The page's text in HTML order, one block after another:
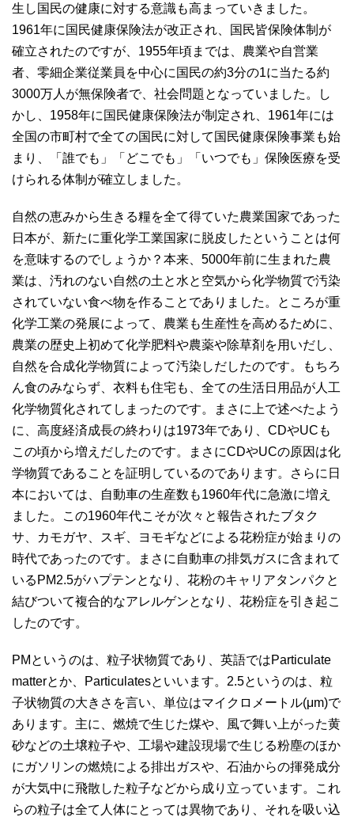
生し国民の健康に対する意識も高まっていきました。
1961年に国民健康保険法が改正され、国民皆保険体制が
確立されたのですが、1955年頃までは、農業や自営業
者、零細企業従業員を中心に国民の約3分の1に当たる約
3000万人が無保険者で、社会問題となっていました。し
かし、1958年に国民健康保険法が制定され、1961年には
全国の市町村で全ての国民に対して国民健康保険事業も始
まり、「誰でも」「どこでも」「いつでも」保険医療を受
けられる体制が確立しました。
自然の恵みから生きる糧を全て得ていた農業国家であった
日本が、新たに重化学工業国家に脱皮したということは何
を意味するのでしょうか？本来、5000年前に生まれた農
業は、汚れのない自然の土と水と空気から化学物質で汚染
されていない食べ物を作ることでありました。ところが重
化学工業の発展によって、農業も生産性を高めるために、
農業の歴史上初めて化学肥料や農薬や除草剤を用いだし、
自然を合成化学物質によって汚染しだしたのです。もちろ
ん食のみならず、衣料も住宅も、全ての生活日用品が人工
化学物質化されてしまったのです。まさに上で述べたよう
に、高度経済成長の終わりは1973年であり、CDやUCも
この頃から増えだしたのです。まさにCDやUCの原因は化
学物質であることを証明しているのであります。さらに日
本においては、自動車の生産数も1960年代に急激に増え
ました。この1960年代こそが次々と報告されたブタク
サ、カモガヤ、スギ、ヨモギなどによる花粉症が始まりの
時代であったのです。まさに自動車の排気ガスに含まれて
いるPM2.5がハプテンとなり、花粉のキャリアタンパクと
結びついて複合的なアレルゲンとなり、花粉症を引き起こ
したのです。
PMというのは、粒子状物質であり、英語ではParticulate
matterとか、Particulatesといいます。2.5というのは、粒
子状物質の大きさを言い、単位はマイクロメートル(μm)で
あります。主に、燃焼で生じた煤や、風で舞い上がった黄
砂などの土壌粒子や、工場や建設現場で生じる粉塵のほか
にガソリンの燃焼による排出ガスや、石油からの揮発成分
が大気中に飛散した粒子などから成り立っています。これ
らの粒子は全て人体にとっては異物であり、それを吸い込